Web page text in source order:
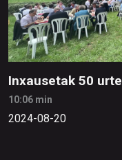
Inxausetak 50 urte
10:06 min
2024-08-20